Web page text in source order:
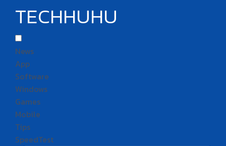
TECHHUHU
News
App
Software
Windows
Games
Mobile
Tips
SpeedTest